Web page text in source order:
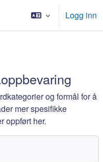
Logg inn
og formål for å
mer spesifikke
oppført her.